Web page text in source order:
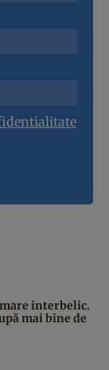
interbelic.
mai bine de